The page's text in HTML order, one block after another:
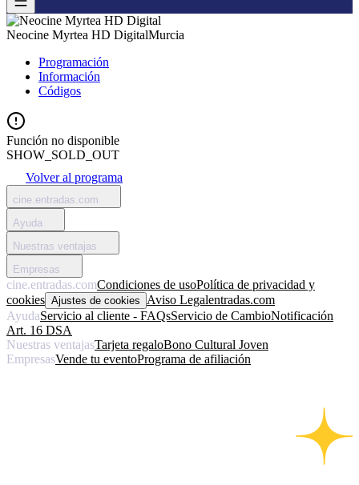
Neocine Myrtea HD DigitalMurcia
Programación
Información
Códigos
Función no disponible
SHOW_SOLD_OUT
Volver al programa
cine.entradas.com
Ayuda
Nuestras ventajas
Empresas
cine.entradas.comCondiciones de usoPolítica de privacidad y
cookies Ajustes de cookies Aviso Legalentradas.com
AyudaServicio al cliente - FAQsServicio de CambioNotificación
Art. 16 DSA
Nuestras ventajasTarjeta regaloBono Cultural Joven
EmpresasVende tu eventoPrograma de afiliación